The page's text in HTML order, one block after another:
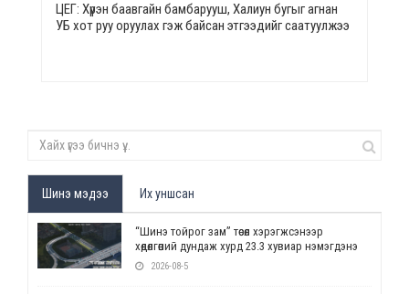
ЦЕГ: Хүрэн баавгайн бамбарууш, Халиун бугыг агнан
УБ хот руу оруулах гэж байсан этгээдийг саатуулжээ
Шинэ мэдээ Их уншсан
“Шинэ тойрог зам” төсөл хэрэгжсэнээр
хөдөлгөөний дундаж хурд 23.3 хувиар нэмэгдэнэ
2026-08-5